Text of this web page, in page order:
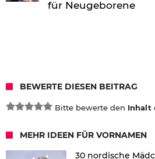
für Neugeborene
BEWERTE DIESEN BEITRAG
Bitte bewerte den Inhalt
MEHR IDEEN FÜR VORNAMEN
30 nordische